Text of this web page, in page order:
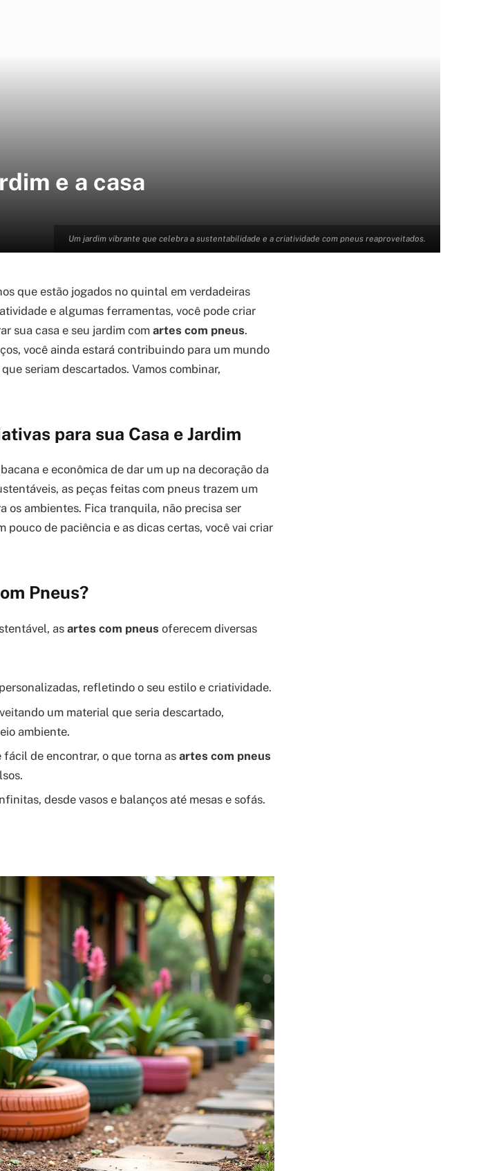
Um jardim vibrante que celebra a sustentabilidade e a criatividade com pneus reaproveitados.
e a casa
que estão jogados no quintal em verdadeiras
e algumas ferramentas, você pode criar
sua casa e seu jardim com artes com pneus.
você ainda estará contribuindo para um mundo
seriam descartados. Vamos combinar,
para sua Casa e Jardim
e econômica de dar um up na decoração da
as peças feitas com pneus trazem um
os ambientes. Fica tranquila, não precisa ser
pouco de paciência e as dicas certas, você vai criar
Pneus?
as artes com pneus oferecem diversas
refletindo o seu estilo e criatividade.
um material que seria descartado,
ambiente.
de encontrar, o que torna asartes com pneus
desde vasos e balanços até mesas e sofás.